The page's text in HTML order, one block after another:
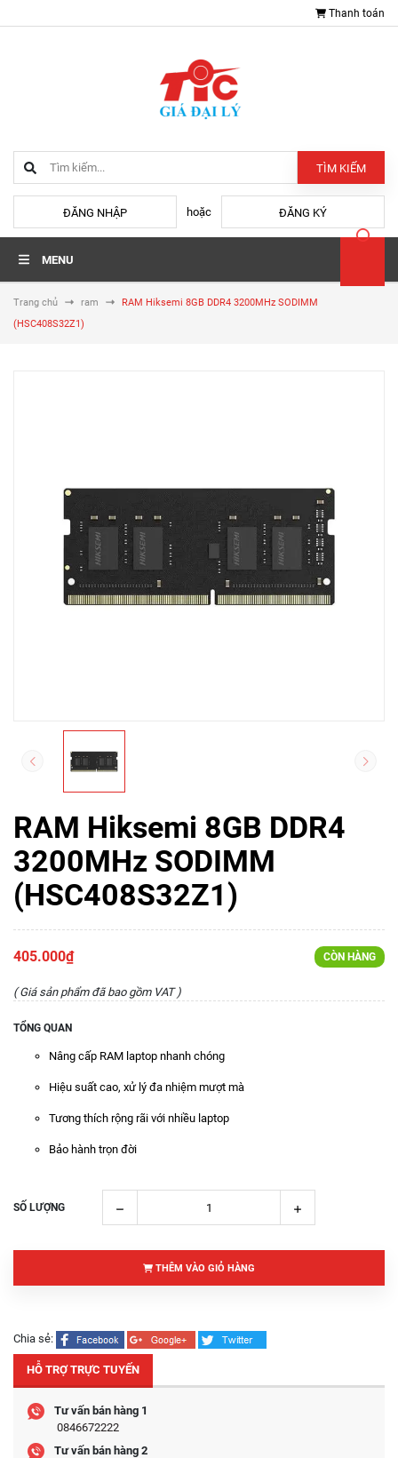
Thanh toán
TÌM KIẾM
ĐĂNG NHẬP hoặc ĐĂNG KÝ
MENU
Trang chủ ram
RAM Hiksemi 8GB DDR4 3200MHz SODIMM
(HSC408S32Z1)
RAM Hiksemi 8GB DDR4
3200MHz SODIMM
(HSC408S32Z1)
405.000₫ CÒN HÀNG
( Giá sản phẩm đã bao gồm VAT )
TỔNG QUAN
Nâng cấp RAM laptop nhanh chóng
Hiệu suất cao, xử lý đa nhiệm mượt mà
Tương thích rộng rãi với nhiều laptop
Bảo hành trọn đời
SỐ LƯỢNG
THÊM VÀO GIỎ HÀNG
Chia sẻ:
HỖ TRỢ TRỰC TUYẾN
Tư vấn bán hàng 1
0846672222
Tư vấn bán hàng 2